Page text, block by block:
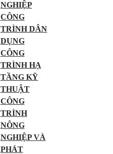
NGHIỆP
CÔNG
TRÌNH DÂN
DỤNG
CÔNG
TRÌNH HẠ
TẦNG KỸ
THUẬT
CÔNG
TRÌNH
NÔNG
NGHIỆP VÀ
PHÁT